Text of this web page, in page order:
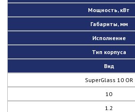
Мощность, кВт
Габариты, мм
Исполнение
Тип корпуса
Вид
SuperGlass 10 OR
10
1.2